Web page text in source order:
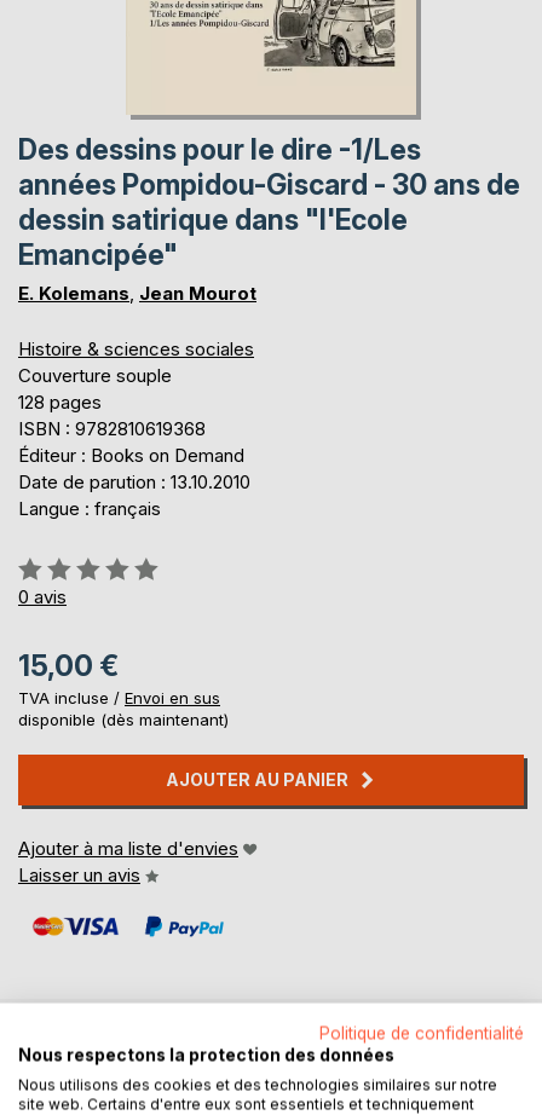
Des dessins pour le dire -1/Les
années Pompidou-Giscard - 30 ans de
dessin satirique dans "l'Ecole
Emancipée"
E. Kolemans, Jean Mourot
Histoire & sciences sociales
Couverture souple
128 pages
ISBN : 9782810619368
Éditeur : Books on Demand
Date de parution : 13.10.2010
Langue : français
Évaluation:
0%
0 avis
15,00 €
TVA incluse / Envoi en sus
disponible (dès maintenant)
AJOUTER AU PANIER
Ajouter à ma liste d'envies
Laisser un avis
DESCRIPTION
Politique de confidentialité
Nous respectons la protection des données
Nous utilisons des cookies et des technologies similaires sur notre
site web. Certains d'entre eux sont essentiels et techniquement